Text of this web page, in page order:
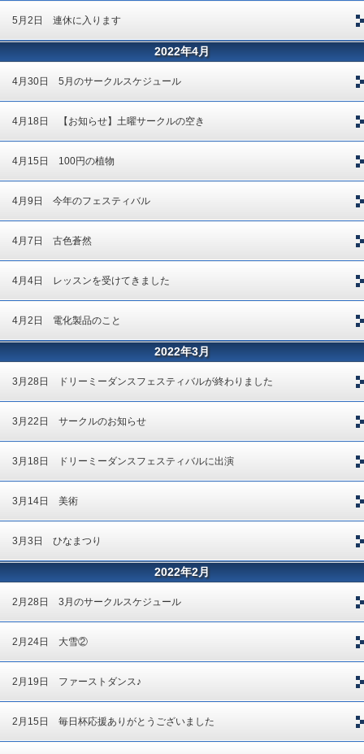
5月2日 連休に入ります
2022年4月
4月30日 5月のサークルスケジュール
4月18日 【お知らせ】土曜サークルの空き
4月15日 100円の植物
4月9日 今年のフェスティバル
4月7日 古色蒼然
4月4日 レッスンを受けてきました
4月2日 電化製品のこと
2022年3月
3月28日 ドリーミーダンスフェスティバルが終わりました
3月22日 サークルのお知らせ
3月18日 ドリーミーダンスフェスティバルに出演
3月14日 美術
3月3日 ひなまつり
2022年2月
2月28日 3月のサークルスケジュール
2月24日 大雪②
2月19日 ファーストダンス♪
2月15日 毎日杯応援ありがとうございました